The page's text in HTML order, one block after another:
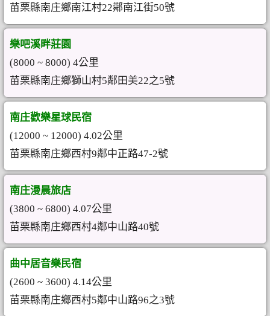
苗栗縣南庄鄉南江村22鄰南江街50號
樂吧溪畔莊園
(8000 ~ 8000) 4公里
苗栗縣南庄鄉獅山村5鄰田美22之5號
南庄歡樂星球民宿
(12000 ~ 12000) 4.02公里
苗栗縣南庄鄉西村9鄰中正路47-2號
南庄漫晨旅店
(3800 ~ 6800) 4.07公里
苗栗縣南庄鄉西村4鄰中山路40號
曲中居音樂民宿
(2600 ~ 3600) 4.14公里
苗栗縣南庄鄉西村5鄰中山路96之3號